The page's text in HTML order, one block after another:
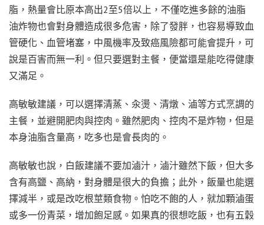
脂，熱量會比原本高出2至5倍以上，不僅吃進多餘的油脂
油炸物也會對身體造成很多危害，除了發胖，也容易導致血
管硬化、血管堵塞，中風機率及致癌風險都可能會提升，可
說是百害而無一利。但只要選對主餐，便當還是能吃得健康
又滿足。
高敏敏建議，可以選擇清蒸、汆燙、清燉、滷等方式烹調的
主餐，並避開肥肉與控肉。雖然肥肉、控肉不是炸物，但是
本身油脂含量高，吃多也是會長肉的。
高敏敏也說，白飯建議不要加滷汁，滷汁雖然下飯，但大多
含有高鹽、高納，對身體是很大的負擔；此外，飯量也能選
擇減半，或是改吃根莖類食物。怕吃不飽的人，就加顆滷蛋
或多一份青菜，增加飽足感。如果真的很想吃飯，也有五穀